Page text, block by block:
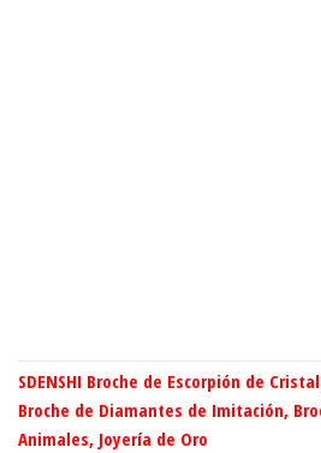
SDENSHI Broche de Escorpión de
Broche de Diamantes de Imitación,
Animales, Joyería de Oro